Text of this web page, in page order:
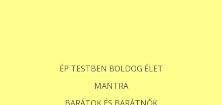
ÉP TESTBEN BOLDOG ÉLET
MANTRA